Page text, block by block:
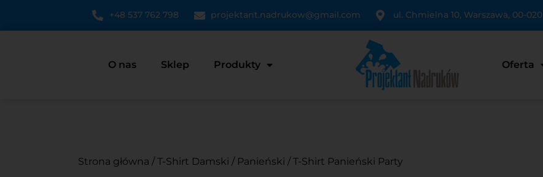
+48 537 762 798 projektant.nadrukow@gmail.com ul. Chmielna 10, Warszawa, 00-020
O nas Sklep Produkty Oferta
Strona główna / T-Shirt Damski / Panieński / T-Shirt Panieński Party